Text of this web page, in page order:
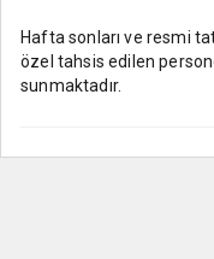
Hafta sonları ve resmi
özel tahsis edilen
sunmaktadır.